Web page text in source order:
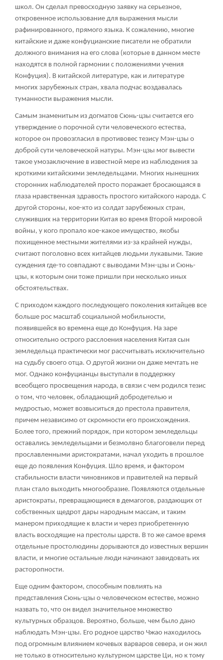
школ. Он сделал превосходную заявку на серьезное,
откровенное использование для выражения мысли
рафинированного, прямого языка. К сожалению, многие
китайские и даже конфуцианские писатели не обратили
должного внимания на его слова (которые в данном месте
находятся в полной гармонии с положениями учения
Конфуция). В китайской литературе, как и литературе
многих зарубежных стран, хвала подчас воздавалась
туманности выражения мысли.
Самым знаменитым из догматов Сюнь-цзы считается его
утверждение о порочной сути человеческого естества,
которое он провозгласил в противовес тезису Мэн-цзы о
доброй сути человеческой натуры. Мэн-цзы мог вывести
такое умозаключение в известной мере из наблюдения за
кроткими китайскими земледельцами. Многих нынешних
сторонних наблюдателей просто поражает бросающаяся в
глаза нравственная здравость простого китайского народа. С
другой стороны, кое-кто из солдат зарубежных стран,
служивших на территории Китая во время Второй мировой
войны, у кого пропало кое-какое имущество, якобы
похищенное местными жителями из-за крайней нужды,
считают поголовно всех китайцев людьми лукавыми. Такие
суждения где-то совпадают с выводами Мэн-цзы и Сюнь-
цзы, к которым они тоже пришли при несколько иных
обстоятельствах.
С приходом каждого последующего поколения китайцев все
больше рос масштаб социальной мобильности,
появившейся во времена еще до Конфуция. На заре
относительно острого расслоения населения Китая сын
земледельца практически мог рассчитывать исключительно
на судьбу своего отца. О другой жизни он даже мечтать не
мог. Однако конфуцианцы выступали в поддержку
всеобщего просвещения народа, в связи с чем родился тезис
о том, что человек, обладающий добродетелью и
мудростью, может возвыситься до престола правителя,
причем независимо от скромности его происхождения.
Более того, прежний порядок, при котором земледельцы
оставались земледельцами и безмолвно благоговели перед
прославленными аристократами, начал уходить в прошлое
еще до появления Конфуция. Шло время, и фактором
стабильности власти чиновников и правителей на первый
план стало выходить многообразие. Появляются отдельные
аристократы, превращающиеся в демагогов, раздающих от
собственных щедрот дары народным массам, и таким
манером приходящие к власти и через приобретенную
власть восходящие на престолы царств. В то же самое время
отдельные простолюдины дорываются до известных вершин
власти, и многие остальные люди начинают завидовать их
расторопности.
Еще одним фактором, способным повлиять на
представления Сюнь-цзы о человеческом естестве, можно
назвать то, что он видел значительное множество
культурных образцов. Вероятно, больше, чем было дано
наблюдать Мэн-цзы. Его родное царство Чжао находилось
под огромным влиянием кочевых варваров севера, и он жил
не только в относительно культурном царстве Ци, но к тому